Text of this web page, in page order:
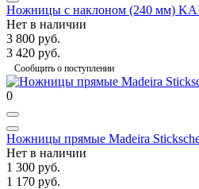
Ножницы с наклоном (240 мм)
Нет в наличии
3 800 руб.
3 420 руб.
Сообщить о поступлении
0
Ножницы прямые Madeira
Нет в наличии
1 300 руб.
1 170 руб.